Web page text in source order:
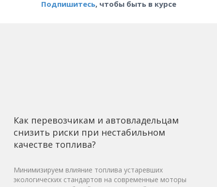
Подпишитесь, чтобы быть в курсе
Как перевозчикам и автовладельцам
снизить риски при нестабильном
качестве топлива?
Минимизируем влияние топлива устаревших
экологических стандартов на современные моторы